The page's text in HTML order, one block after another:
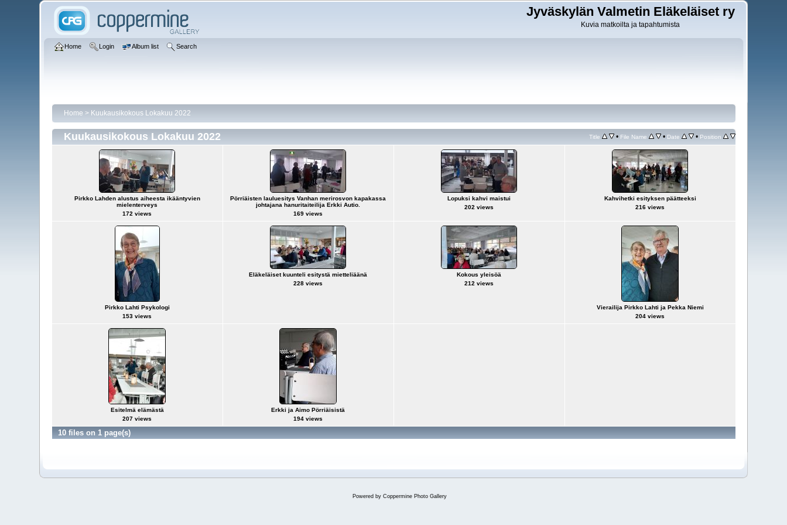
Jyväskylän Valmetin Eläkeläiset ry
Kuvia matkoilta ja tapahtumista
Home Login Album list Search
Home > Kuukausikokous Lokakuu 2022
Kuukausikokous Lokakuu 2022 Title • File Name • Date • Position
Pirkko Lahden alustus aiheesta ikääntyvien
mielenterveys
172 views
Pörriäisten lauluesitys Vanhan merirosvon kapakassa
johtajana hanuritaiteilija Erkki Autio.
169 views
Lopuksi kahvi maistui
202 views
Kahvihetki esityksen päätteeksi
216 views
Pirkko Lahti Psykologi
153 views
Eläkeläiset kuunteli esitystä mietteliäänä
228 views
Kokous yleisöä
212 views
Vierailija Pirkko Lahti ja Pekka Niemi
204 views
Esitelmä elämästä
207 views
Erkki ja Aimo Pörriäisistä
194 views
10 files on 1 page(s)
Powered by Coppermine Photo Gallery